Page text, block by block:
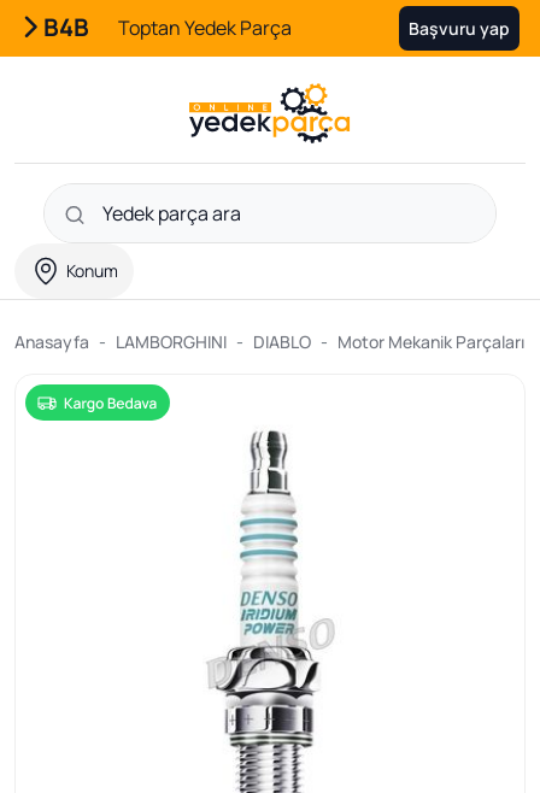
B4B Toptan Yedek Parça Başvuru yap
Konum
Anasayfa LAMBORGHINI DIABLO Motor Mekanik Parçaları